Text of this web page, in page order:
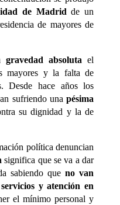
de Madridde un
de mayores de
gravedad absoluta el
mayores y la falta de
Desde hace años los
sufriendo unapésima
su dignidad y la de
política denuncian
significa que se va a dar
sabiendo queno van
y atención en
el mínimo personal y